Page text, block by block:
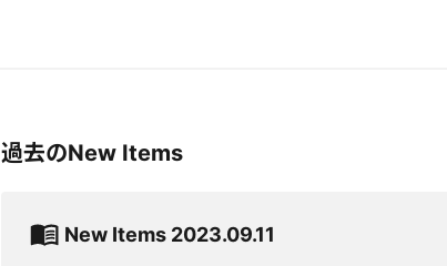
過去のNew Items
New Items 2023.09.11